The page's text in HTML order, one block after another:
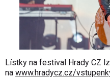
Lístky na festival Hrady CZ
na www.hradycz.cz/